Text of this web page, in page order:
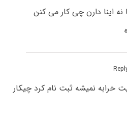
نه اینا دارن چی کار می کنن
خرابه نمیشه ثبت نام کرد چیکار